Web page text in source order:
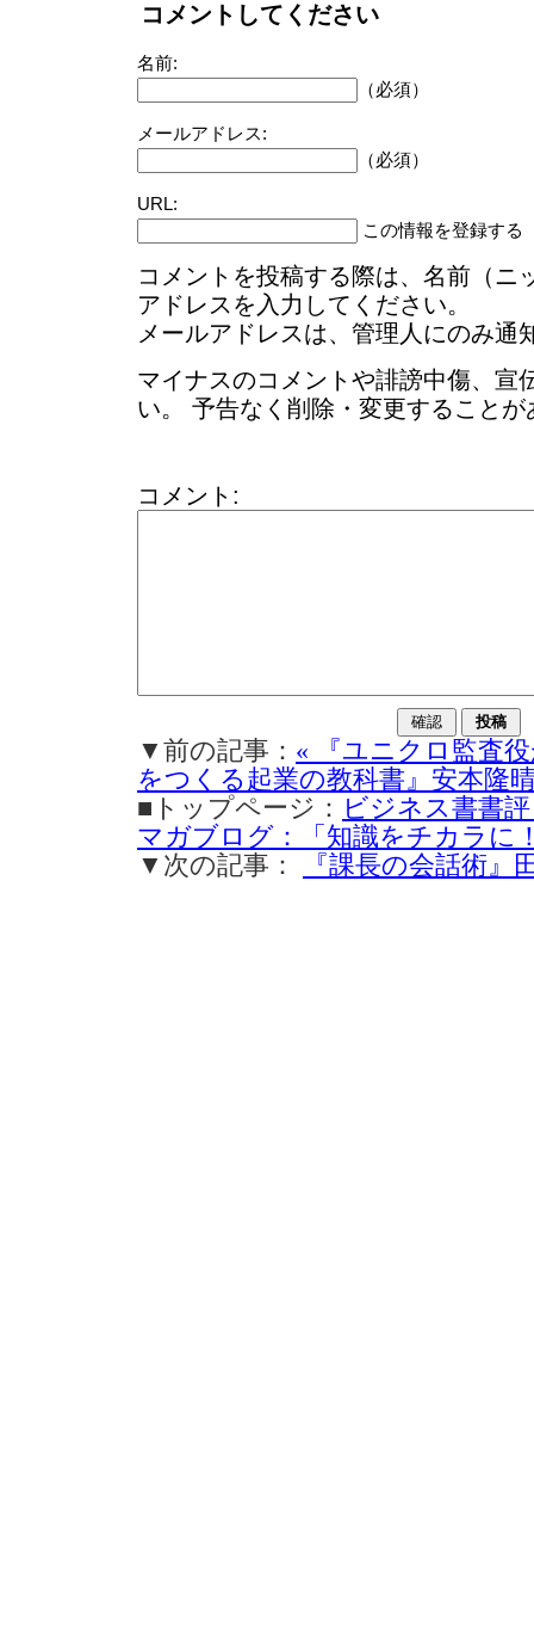
コメントしてください
名前:
（必須）
メールアドレス:
（必須）
URL:
この情報を登録する
コメントを投稿する際は、名前（ニ
アドレスを入力してください。
メールアドレスは、管理人にのみ通
マイナスのコメントや誹謗中傷、宣
い。 予告なく削除・変更することが
コメント:
▼前の記事： « 『ユニクロ監査
をつくる起業の教科書』安本隆
■トップページ： ビジネス書書
マガブログ：「知識をチカラに
▼次の記事：
『課長の会話術』